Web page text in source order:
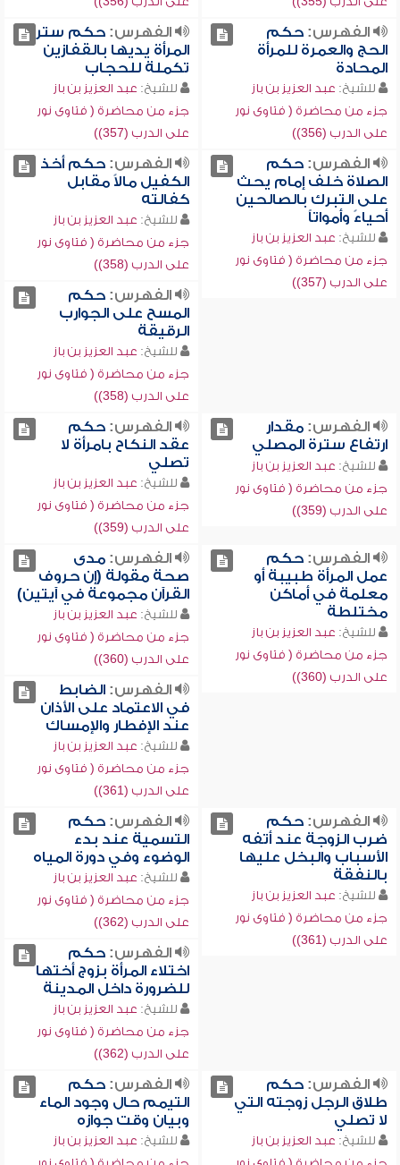
الفهرس:حكم
الحج والعمرة للمرأة
المحادة
للشيخ: عبد العزيز بن باز
جزء من محاضرة ( فتاوى نور
على الدرب (356))
الفهرس:حكم ستر
المرأة يديها بالقفازين
تكملة للحجاب
للشيخ: عبد العزيز بن باز
جزء من محاضرة ( فتاوى نور
على الدرب (357))
الفهرس:حكم
الصلاة خلف إمام يحث
على التبرك بالصالحين
أحياءً وأمواتاً
للشيخ: عبد العزيز بن باز
جزء من محاضرة ( فتاوى نور
على الدرب (357))
الفهرس:حكم أخذ
الكفيل مالاً مقابل
كفالته
للشيخ: عبد العزيز بن باز
جزء من محاضرة ( فتاوى نور
على الدرب (358))
الفهرس:حكم
المسح على الجوارب
الرقيقة
للشيخ: عبد العزيز بن باز
جزء من محاضرة ( فتاوى نور
على الدرب (358))
الفهرس:مقدار
ارتفاع سترة المصلي
للشيخ: عبد العزيز بن باز
جزء من محاضرة ( فتاوى نور
على الدرب (359))
الفهرس:حكم
عقد النكاح بامرأة لا
تصلي
للشيخ: عبد العزيز بن باز
جزء من محاضرة ( فتاوى نور
على الدرب (359))
الفهرس:حكم
عمل المرأة طبيبة أو
معلمة في أماكن
مختلطة
للشيخ: عبد العزيز بن باز
جزء من محاضرة ( فتاوى نور
على الدرب (360))
الفهرس:مدى
صحة مقولة (إن حروف
القرآن مجموعة في آيتين)
للشيخ: عبد العزيز بن باز
جزء من محاضرة ( فتاوى نور
على الدرب (360))
الفهرس:الضابط
في الاعتماد على الأذان
عند الإفطار والإمساك
للشيخ: عبد العزيز بن باز
جزء من محاضرة ( فتاوى نور
على الدرب (361))
الفهرس:حكم
ضرب الزوجة عند أتفه
الأسباب والبخل عليها
بالنفقة
للشيخ: عبد العزيز بن باز
جزء من محاضرة ( فتاوى نور
على الدرب (361))
الفهرس:حكم
التسمية عند بدء
الوضوء وفي دورة المياه
للشيخ: عبد العزيز بن باز
جزء من محاضرة ( فتاوى نور
على الدرب (362))
الفهرس:حكم
اختلاء المرأة بزوج أختها
للضرورة داخل المدينة
للشيخ: عبد العزيز بن باز
جزء من محاضرة ( فتاوى نور
على الدرب (362))
الفهرس:حكم
طلاق الرجل زوجته التي
لا تصلي
للشيخ: عبد العزيز بن باز
الفهرس:حكم
التيمم حال وجود الماء
وبيان وقت جوازه
للشيخ: عبد العزيز بن باز